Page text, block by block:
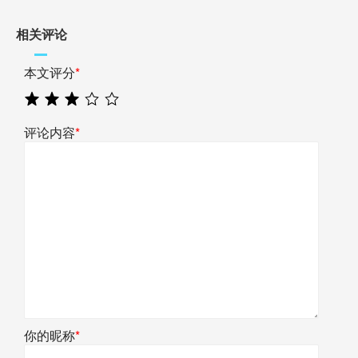
相关评论
本文评分*
评论内容*
你的昵称*